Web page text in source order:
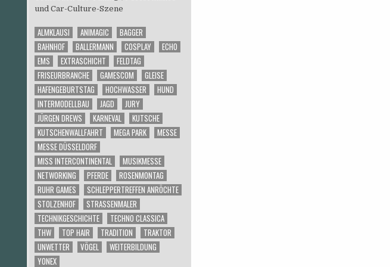
und Car-Culture-Szene
ALMKLAUSI ANIMAGIC
BAGGER
BAHNHOF
BALLERMANN COSPLAY
ECHO
EMS
EXTRASCHICHT
FELDTAG
FRISEURBRANCHE
GAMESCOM
GLEISE
HAFENGEBURTSTAG
HOCHWASSER
HUND
INTERMODELLBAU
JAGD
JURY
JÜRGEN DREWS
KARNEVAL
KUTSCHE
KUTSCHENWALLFAHRT
MEGA PARK
MESSE
MESSE DÜSSELDORF
MISS INTERCONTINENTAL
MUSIKMESSE
NETWORKING
PFERDE
ROSENMONTAG
RUHR GAMES
SCHLEPPERTREFFEN ANRÖCHTE
STOLZENHOF
STRASSENMALER
TECHNIKGESCHICHTE
TECHNO CLASSICA
THW
TOP HAIR TRADITION
TRAKTOR
UNWETTER
VÖGEL
WEITERBILDUNG
YONEX